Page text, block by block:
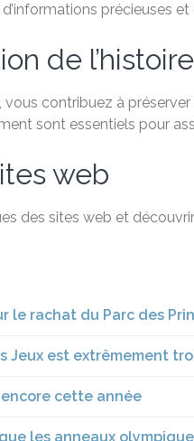
précieuses
de
contribuez à
sont essentiels pour
web
des sites web et
le rachat du Parc des
Jeux est extrêmement
cette année
les anneaux